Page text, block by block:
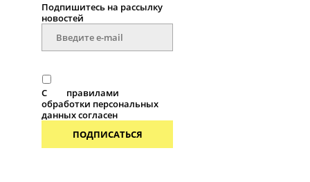
Подпишитесь на рассылку
новостей
С
правилами
обработки персональных
данных согласен
ПОДПИСАТЬСЯ